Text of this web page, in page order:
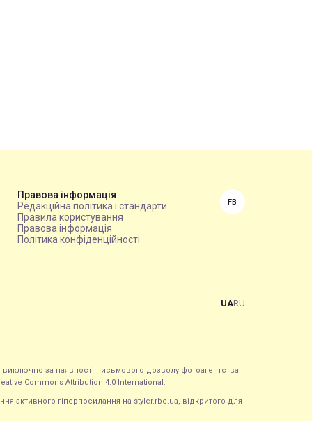
Правова інформація
Редакційна політика і стандарти
Правила користування
Правова інформація
Політика конфіденційності
FB
UARU
виключно за наявності письмового дозволу фотоагентства
Commons Attribution 4.0 International.
активного гіперпосилання на styler.rbc.ua, відкритого для